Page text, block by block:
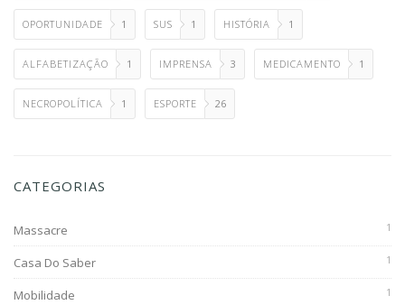
OPORTUNIDADE 1 SUS 1 HISTÓRIA 1
ALFABETIZAÇÃO 1 IMPRENSA 3 MEDICAMENTO 1
NECROPOLÍTICA 1 ESPORTE 26
CATEGORIAS
Massacre 1
Casa Do Saber 1
Mobilidade 1